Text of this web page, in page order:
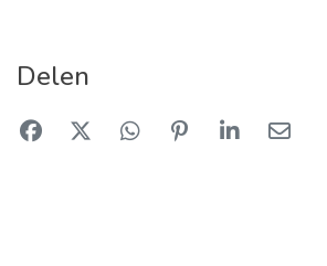
Delen